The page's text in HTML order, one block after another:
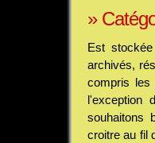
»
Est
archivés,
compris les
l'exception
souhaitons
croitre au fil